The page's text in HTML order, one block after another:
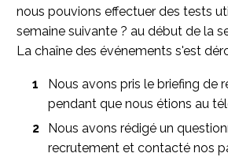
nous pouvions effectuer des tests
semaine suivante ? au début de la
La chaîne des événements s'est
Nous avons pris le briefing de
pendant que nous étions au
Nous avons rédigé un
recrutement et contacté nos